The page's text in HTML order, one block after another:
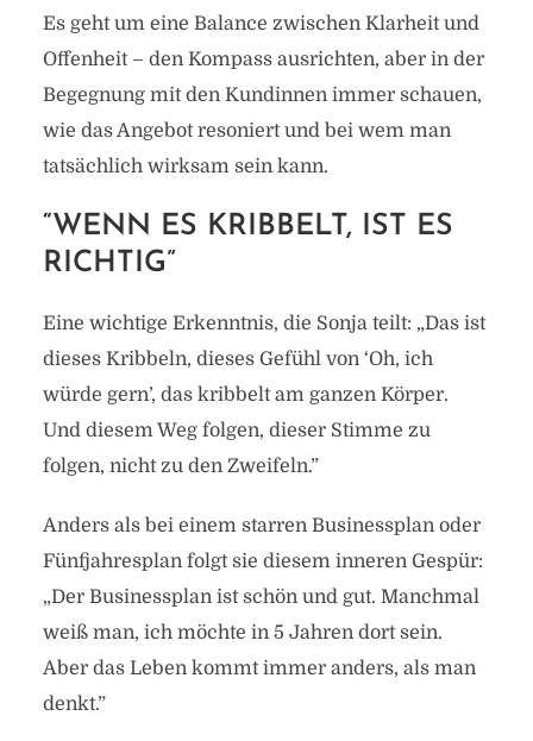
Es geht um eine Balance zwischen Klarheit und
Offenheit – den Kompass ausrichten, aber in der
Begegnung mit den Kundinnen immer schauen,
wie das Angebot resoniert und bei wem man
tatsächlich wirksam sein kann.
“WENN ES KRIBBELT, IST ES
RICHTIG”
Eine wichtige Erkenntnis, die Sonja teilt: „Das ist
dieses Kribbeln, dieses Gefühl von ‘Oh, ich
würde gern’, das kribbelt am ganzen Körper.
Und diesem Weg folgen, dieser Stimme zu
folgen, nicht zu den Zweifeln.”
Anders als bei einem starren Businessplan oder
Fünfjahresplan folgt sie diesem inneren Gespür:
„Der Businessplan ist schön und gut. Manchmal
weiß man, ich möchte in 5 Jahren dort sein.
Aber das Leben kommt immer anders, als man
denkt.”